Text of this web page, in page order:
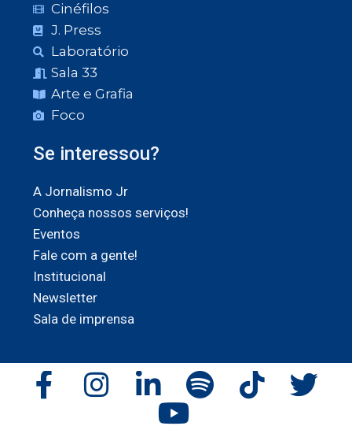
Cinéfilos
J. Press
Laboratório
Sala 33
Arte e Grafia
Foco
Se interessou?
A Jornalismo Jr
Conheça nossos serviços!
Eventos
Fale com a gente!
Institucional
Newsletter
Sala de imprensa